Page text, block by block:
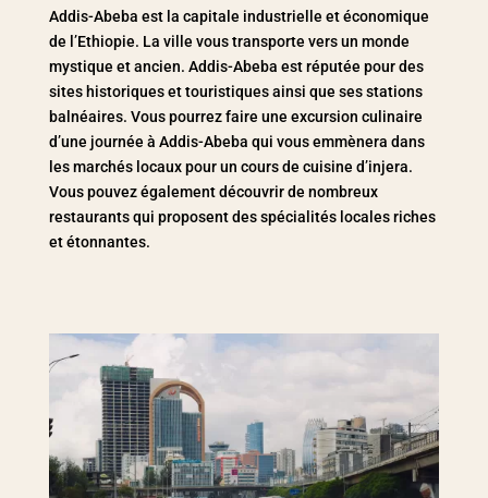
Addis-Abeba est la capitale industrielle et économique
de l’Ethiopie. La ville vous transporte vers un monde
mystique et ancien. Addis-Abeba est réputée pour des
sites historiques et touristiques ainsi que ses stations
balnéaires. Vous pourrez faire une excursion culinaire
d’une journée à Addis-Abeba qui vous emmènera dans
les marchés locaux pour un cours de cuisine d’injera.
Vous pouvez également découvrir de nombreux
restaurants qui proposent des spécialités locales riches
et étonnantes.